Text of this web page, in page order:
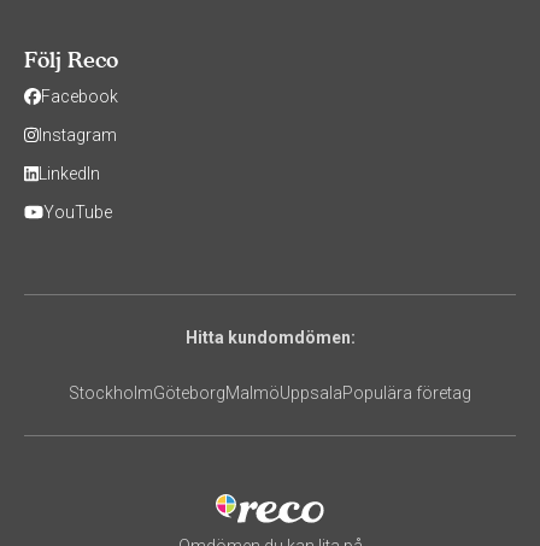
Följ Reco
Facebook
Instagram
LinkedIn
YouTube
Hitta kundomdömen:
StockholmGöteborgMalmöUppsalaPopulära företag